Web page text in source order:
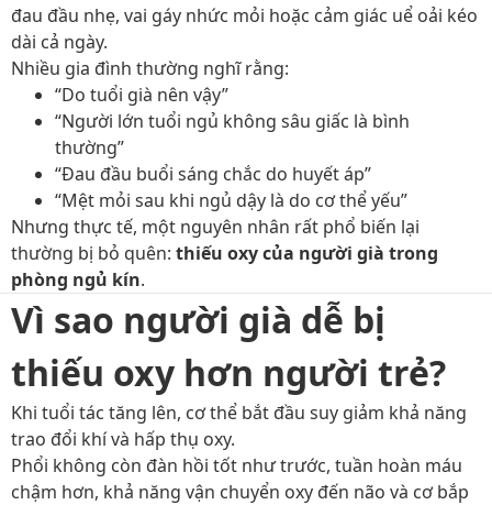
đau đầu nhẹ, vai gáy nhức mỏi hoặc cảm giác uể oải kéo
dài cả ngày.
Nhiều gia đình thường nghĩ rằng:
“Do tuổi già nên vậy”
“Người lớn tuổi ngủ không sâu giấc là bình
thường”
“Đau đầu buổi sáng chắc do huyết áp”
“Mệt mỏi sau khi ngủ dậy là do cơ thể yếu”
Nhưng thực tế, một nguyên nhân rất phổ biến lại
thường bị bỏ quên: thiếu oxy của người già trong
phòng ngủ kín.
Vì sao người già dễ bị
thiếu oxy hơn người trẻ?
Khi tuổi tác tăng lên, cơ thể bắt đầu suy giảm khả năng
trao đổi khí và hấp thụ oxy.
Phổi không còn đàn hồi tốt như trước, tuần hoàn máu
chậm hơn, khả năng vận chuyển oxy đến não và cơ bắp